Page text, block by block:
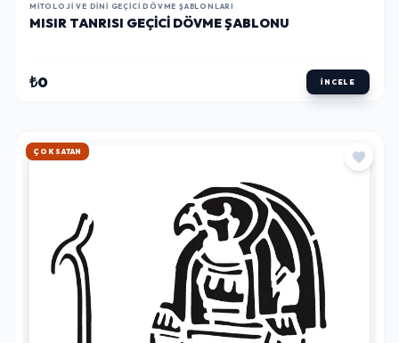
MITOLOJI VE DINI GEÇICI DÖVME ŞABLONLARI
MISIR TANRISI GEÇICI DÖVME ŞABLONU
₺0 İNCELE
HIZLI KARGO